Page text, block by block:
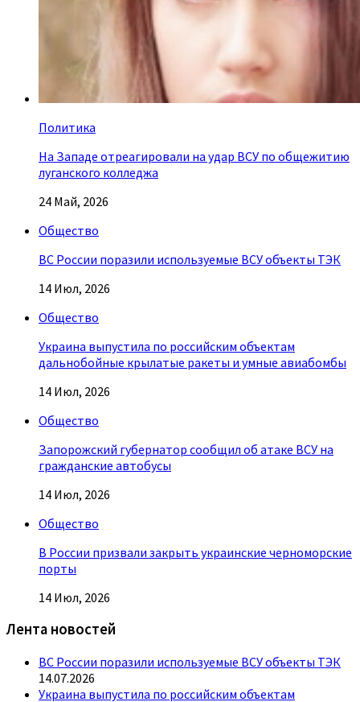
Политика
На Западе отреагировали на удар ВСУ по общежитию
луганского колледжа
24 Май, 2026
Общество
ВС России поразили используемые ВСУ объекты ТЭК
14 Июл, 2026
Общество
Украина выпустила по российским объектам
дальнобойные крылатые ракеты и умные авиабомбы
14 Июл, 2026
Общество
Запорожский губернатор сообщил об атаке ВСУ на
гражданские автобусы
14 Июл, 2026
Общество
В России призвали закрыть украинские черноморские
порты
14 Июл, 2026
Лента новостей
ВС России поразили используемые ВСУ объекты ТЭК
14.07.2026
Украина выпустила по российским объектам